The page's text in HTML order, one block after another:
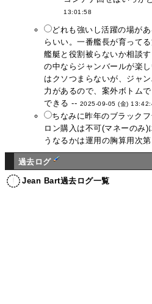
13:01:58
どれも強いし活躍の場が
らいい。一番艦長が育って
艦艇と役割被らないか相談
の中ならジャンバールが楽
はクソつまらないが、ジャ
力があるので、案外ボトム
できる -- 2025-09-05 (金)
ちなみに昨年のブラック
ロン購入は不可(マネーのみ
うなるかは運用の胸算用次
過去ログ
Jean Bart過去ログ一覧